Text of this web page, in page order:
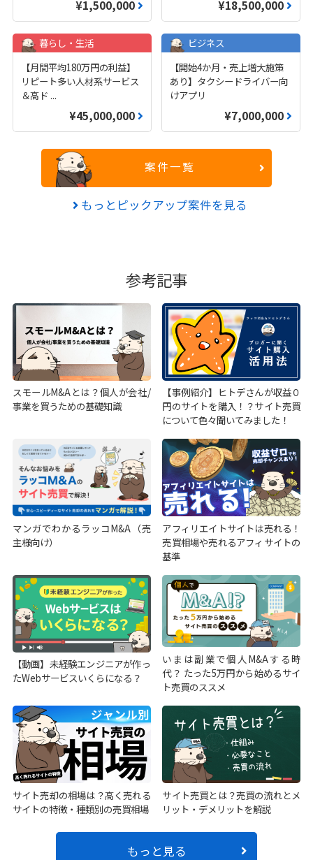
¥1,500,000 ¥18,500,000
暮らし・生活
【月間平均180万円の利益】
リピート多い人材系サービス
＆高ド ...
¥45,000,000
ビジネス
【開始4か月・売上増大施策
あり】タクシードライバー向
けアプリ
¥7,000,000
案件一覧
もっとピックアップ案件を見る
参考記事
スモールM&Aとは？個人が会社/
事業を買うための基礎知識
【事例紹介】ヒトデさんが収益０
円のサイトを購入！？サイト売買
について色々聞いてみました！
マンガでわかるラッコM&A（売
主様向け）
アフィリエイトサイトは売れる！
売買相場や売れるアフィサイトの
基準
【動画】未経験エンジニアが作っ
たWebサービスいくらになる？
いまは副業で個人M&Aする時
代？ たった5万円から始めるサイ
ト売買のススメ
サイト売却の相場は？高く売れる
サイトの特徴・種類別の売買相場
サイト売買とは？売買の流れとメ
リット・デメリットを解説
もっと見る